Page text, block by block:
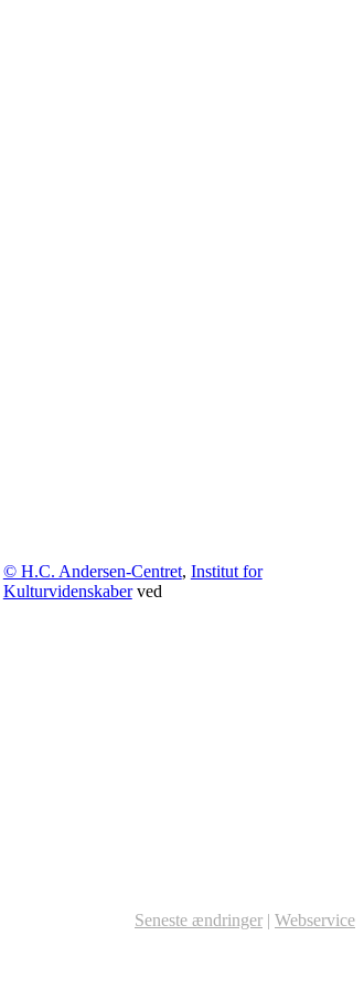
© H.C. Andersen-Centret, Institut for
Kulturvidenskaberved
Seneste ændringer | Webservice